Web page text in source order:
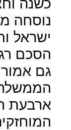
נוסחה
ישראל
הסכם
גם
הממשלה
ארבעת